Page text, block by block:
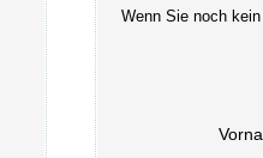
Wenn Sie noch